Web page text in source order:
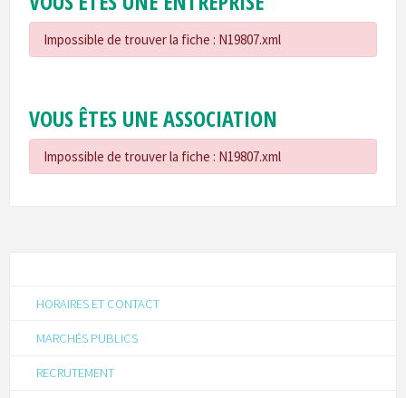
Impossible de trouver la fiche : N19807.xml
VOUS ÊTES UNE ASSOCIATION
Impossible de trouver la fiche : N19807.xml
HORAIRES ET CONTACT
MARCHÉS PUBLICS
RECRUTEMENT